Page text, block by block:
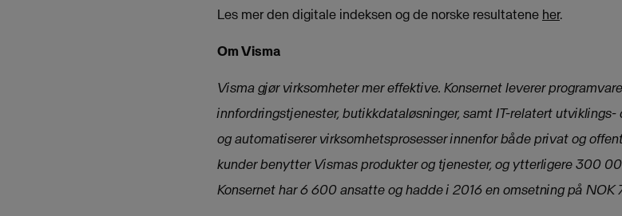
Les mer den digitale indeksen og de norske resultatene her.
Om Visma
Visma gjør virksomheter mer effektive. Konsernet leverer
innfordringstjenester, butikkdataløsninger, samt IT-relatert
og automatiserer virksomhetsprosesser innenfor både privat og
kunder benytter Vismas produkter og tjenester, og ytterligere 300
Konsernet har 6 600 ansatte og hadde i 2016 en omsetning på NOK